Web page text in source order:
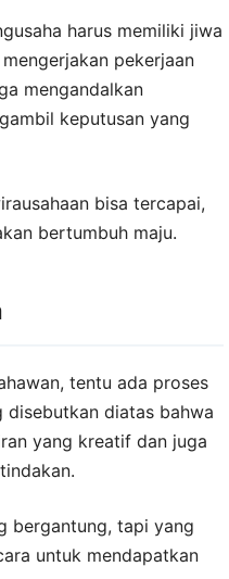
harus memiliki jiwa
pekerjaan
mengandalkan
keputusan yang
bisa tercapai,
bertumbuh maju.
tentu ada proses
diatas bahwa
yang kreatif dan juga
bergantung, tapi yang
untuk mendapatkan